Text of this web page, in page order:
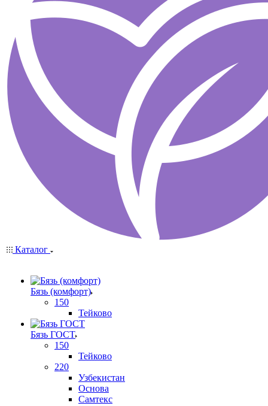
Каталог
Бязь (комфорт)
150
Тейково
Бязь ГОСТ
150
Тейково
220
Узбекистан
Основа
Самтекс